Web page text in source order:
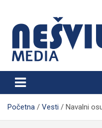
content
Nešvil Media
Početna Vesti Navalni